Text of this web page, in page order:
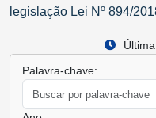
legislação Lei Nº 894/
Palavra-chave: